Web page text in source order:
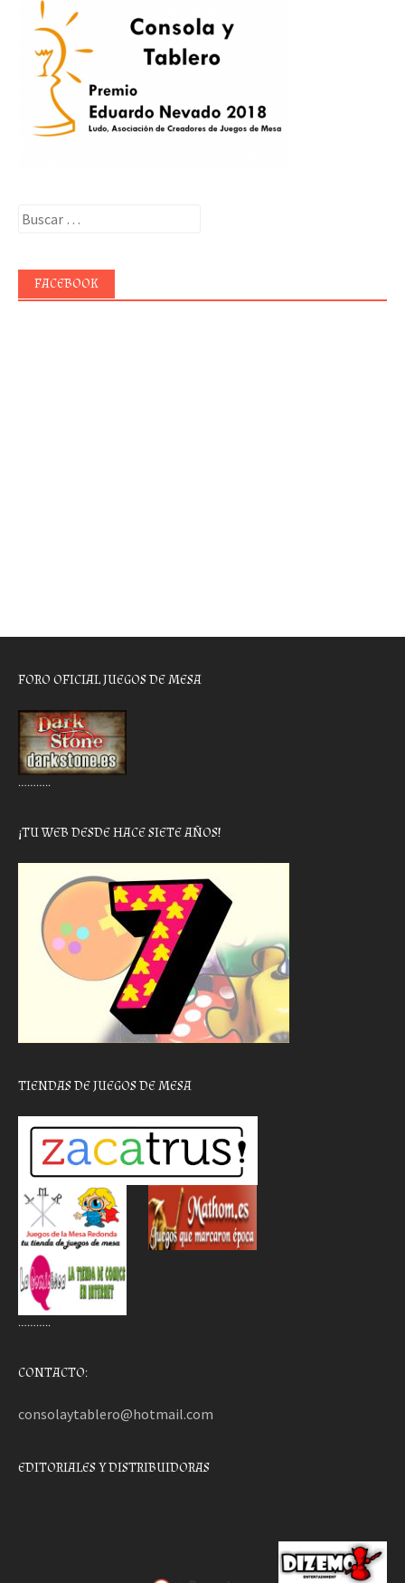
Buscar:
FACEBOOK
FORO OFICIAL JUEGOS DE MESA
………..
¡TU WEB DESDE HACE SIETE AÑOS!
TIENDAS DE JUEGOS DE MESA
………..
CONTACTO:
consolaytablero@hotmail.com
EDITORIALES Y DISTRIBUIDORAS